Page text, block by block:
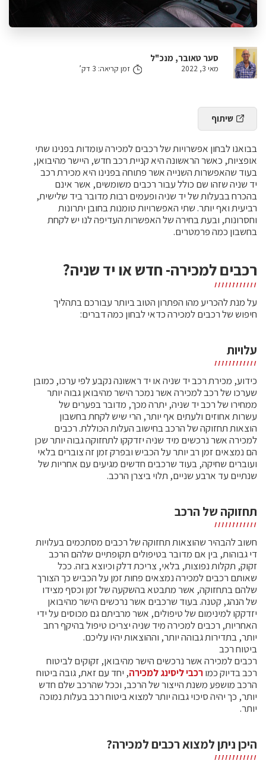
סער טאובר, מנכ"ל
מאי 3, 2022 זמן קריאה: 3 דק’
שיתוף
בבואנו לבחון אפשרויות של רכבים למכירה עומדות בפנינו שתי
אופציות, כאשר הראשונה היא קניית רכב חדש, היישר מהיבואן,
בעוד שהאפשרות השנייה אשר פתוחה בפנינו היא מכירת רכב
יד שניה שזהו שם כולל עבור רכבים משומשים, אשר אינם
בהכרח בבעלות של יד שניה ופעמים רבות מדובר ביד שלישית,
רביעית ואף יותר. שתי האפשרויות טומנות בחובן יתרונות
וחסרונות, ובעת בחירה של האפשרות העדיפה לנו יש לקחת
בחשבון כמה פרמטרים.
רכבים למכירה- חדש או יד שניה?
על מנת להכריע מהו הפתרון הטוב ביותר עבורכם בתהליך
חיפוש של רכבים למכירה כדאי לבחון כמה דברים:
עלויות
כידוע, מכירת רכב יד שניה או יד ראשונה נקבע לפי ערכו, כמובן
שערכו של רכב למכירה אשר נמכר הישר מהיבואן גבוה יותר
ממחירו של רכב יד שניה, יתרה מכך, מדובר בפערים של
עשרות אחוזים ולעתים אף יותר, הרי שיש לקחת בחשבון
הוצאות תחזוקה של הרכב בחישוב העלות הכוללת. רכבים
למכירה אשר נרכשים מיד שניה יזדקקו לתחזוקה גבוה יותר שכן
הם נמצאים זמן רב יותר על הכביש ובפרק זמן זה צוברים בלאי
ועוברים שחיקה, בעוד שרכבים חדשים מגיעים עם אחריות של
שנתיים עד ארבע שניים, תלוי ביצרן הרכב.
תחזוקה של הרכב
חשוב להבהיר שהוצאות תחזוקה של רכבים מסתכמים בעלויות
די גבוהות, בין אם מדובר בטיפולים תקופתיים שלהם הרכב
זקוק, תקלות נפוצות, בלאי, צריכת דלק וכיוצא בזה. ככל
שאותם רכבים למכירה נמצאים פחות זמן על הכביש כך הצורך
שלהם בתחזוקה, אשר מתבטא בהשקעה של זמן וכסף מצידו
של הנהג, קטנה. בעוד שרכבים אשר נרכשים הישר מהיבואן
יזדקקו למינימום של טיפולים, אשר מרביתם גם מכוסים על ידי
האחריות, רכבים למכירה מיד שניה יצריכו טיפול בהיקף רחב
יותר, בתדירות גבוהה יותר, וההוצאות יהיו עליכם.
ביטוח רכב
רכבים למכירה אשר נרכשים הישר מהיבואן, זקוקים לביטוח
רכב בדיוק כמורכבי ליסינג למכירה, יחד עם זאת, גובה ביטוח
הרכב מושפע משנת הייצור של הרכב, וככל שהרכב שלם חדש
יותר, כך יהיה סיכוי גבוה יותר למצוא ביטוח רכב בעלות נמוכה
יותר.
היכן ניתן למצוא רכבים למכירה?